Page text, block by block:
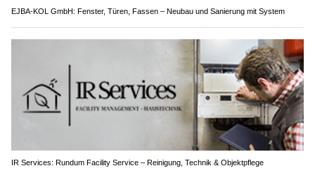
EJBA-KOL GmbH: Fenster, Türen, Fassen – Neubau und Sanierung mit System
IR Services: Rundum Facility Service – Reinigung, Technik & Objektpflege